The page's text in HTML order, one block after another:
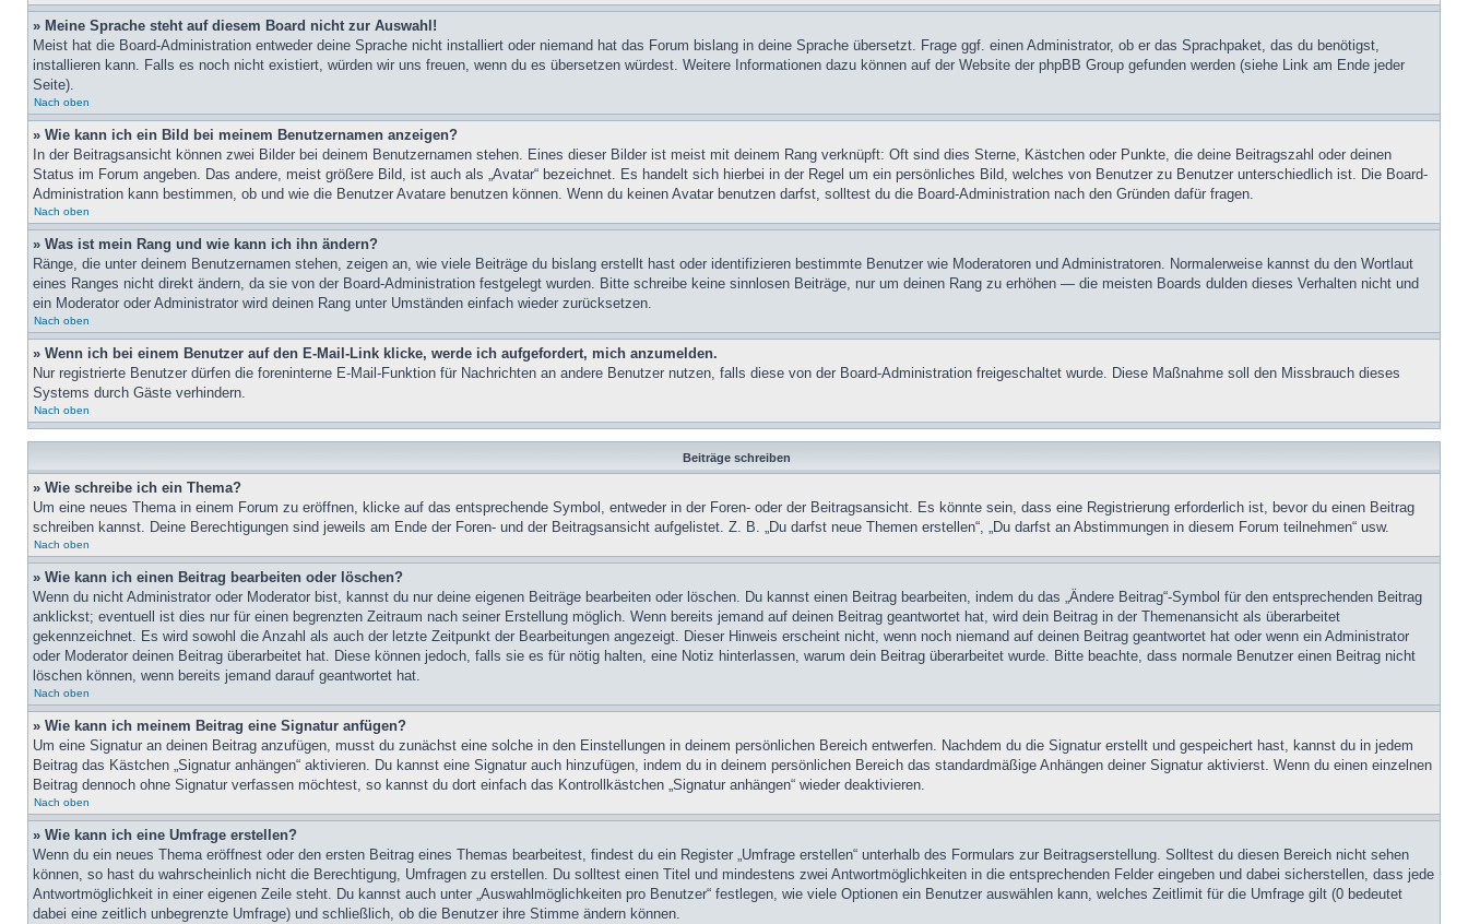
» Meine Sprache steht auf diesem Board nicht zur Auswahl!
Meist hat die Board-Administration entweder deine Sprache nicht installiert oder niemand hat das Forum bislang in deine Sprache übersetzt. Frage ggf. einen Administrator, ob er das Sprachpaket, das du benötigst,
installieren kann. Falls es noch nicht existiert, würden wir uns freuen, wenn du es übersetzen würdest. Weitere Informationen dazu können auf der Website der phpBB Group gefunden werden (siehe Link am Ende jeder
Seite).
Nach oben
» Wie kann ich ein Bild bei meinem Benutzernamen anzeigen?
In der Beitragsansicht können zwei Bilder bei deinem Benutzernamen stehen. Eines dieser Bilder ist meist mit deinem Rang verknüpft: Oft sind dies Sterne, Kästchen oder Punkte, die deine Beitragszahl oder deinen
Status im Forum angeben. Das andere, meist größere Bild, ist auch als „Avatar“ bezeichnet. Es handelt sich hierbei in der Regel um ein persönliches Bild, welches von Benutzer zu Benutzer unterschiedlich ist. Die Board-
Administration kann bestimmen, ob und wie die Benutzer Avatare benutzen können. Wenn du keinen Avatar benutzen darfst, solltest du die Board-Administration nach den Gründen dafür fragen.
Nach oben
» Was ist mein Rang und wie kann ich ihn ändern?
Ränge, die unter deinem Benutzernamen stehen, zeigen an, wie viele Beiträge du bislang erstellt hast oder identifizieren bestimmte Benutzer wie Moderatoren und Administratoren. Normalerweise kannst du den Wortlaut
eines Ranges nicht direkt ändern, da sie von der Board-Administration festgelegt wurden. Bitte schreibe keine sinnlosen Beiträge, nur um deinen Rang zu erhöhen — die meisten Boards dulden dieses Verhalten nicht und
ein Moderator oder Administrator wird deinen Rang unter Umständen einfach wieder zurücksetzen.
Nach oben
» Wenn ich bei einem Benutzer auf den E-Mail-Link klicke, werde ich aufgefordert, mich anzumelden.
Nur registrierte Benutzer dürfen die foreninterne E-Mail-Funktion für Nachrichten an andere Benutzer nutzen, falls diese von der Board-Administration freigeschaltet wurde. Diese Maßnahme soll den Missbrauch dieses
Systems durch Gäste verhindern.
Nach oben
Beiträge schreiben
» Wie schreibe ich ein Thema?
Um eine neues Thema in einem Forum zu eröffnen, klicke auf das entsprechende Symbol, entweder in der Foren- oder der Beitragsansicht. Es könnte sein, dass eine Registrierung erforderlich ist, bevor du einen Beitrag
schreiben kannst. Deine Berechtigungen sind jeweils am Ende der Foren- und der Beitragsansicht aufgelistet. Z. B. „Du darfst neue Themen erstellen“, „Du darfst an Abstimmungen in diesem Forum teilnehmen“ usw.
Nach oben
» Wie kann ich einen Beitrag bearbeiten oder löschen?
Wenn du nicht Administrator oder Moderator bist, kannst du nur deine eigenen Beiträge bearbeiten oder löschen. Du kannst einen Beitrag bearbeiten, indem du das „Ändere Beitrag“-Symbol für den entsprechenden Beitrag
anklickst; eventuell ist dies nur für einen begrenzten Zeitraum nach seiner Erstellung möglich. Wenn bereits jemand auf deinen Beitrag geantwortet hat, wird dein Beitrag in der Themenansicht als überarbeitet
gekennzeichnet. Es wird sowohl die Anzahl als auch der letzte Zeitpunkt der Bearbeitungen angezeigt. Dieser Hinweis erscheint nicht, wenn noch niemand auf deinen Beitrag geantwortet hat oder wenn ein Administrator
oder Moderator deinen Beitrag überarbeitet hat. Diese können jedoch, falls sie es für nötig halten, eine Notiz hinterlassen, warum dein Beitrag überarbeitet wurde. Bitte beachte, dass normale Benutzer einen Beitrag nicht
löschen können, wenn bereits jemand darauf geantwortet hat.
Nach oben
» Wie kann ich meinem Beitrag eine Signatur anfügen?
Um eine Signatur an deinen Beitrag anzufügen, musst du zunächst eine solche in den Einstellungen in deinem persönlichen Bereich entwerfen. Nachdem du die Signatur erstellt und gespeichert hast, kannst du in jedem
Beitrag das Kästchen „Signatur anhängen“ aktivieren. Du kannst eine Signatur auch hinzufügen, indem du in deinem persönlichen Bereich das standardmäßige Anhängen deiner Signatur aktivierst. Wenn du einen einzelnen
Beitrag dennoch ohne Signatur verfassen möchtest, so kannst du dort einfach das Kontrollkästchen „Signatur anhängen“ wieder deaktivieren.
Nach oben
» Wie kann ich eine Umfrage erstellen?
Wenn du ein neues Thema eröffnest oder den ersten Beitrag eines Themas bearbeitest, findest du ein Register „Umfrage erstellen“ unterhalb des Formulars zur Beitragserstellung. Solltest du diesen Bereich nicht sehen
können, so hast du wahrscheinlich nicht die Berechtigung, Umfragen zu erstellen. Du solltest einen Titel und mindestens zwei Antwortmöglichkeiten in die entsprechenden Felder eingeben und dabei sicherstellen, dass jede
Antwortmöglichkeit in einer eigenen Zeile steht. Du kannst auch unter „Auswahlmöglichkeiten pro Benutzer“ festlegen, wie viele Optionen ein Benutzer auswählen kann, welches Zeitlimit für die Umfrage gilt (0 bedeutet
dabei eine zeitlich unbegrenzte Umfrage) und schließlich, ob die Benutzer ihre Stimme ändern können.